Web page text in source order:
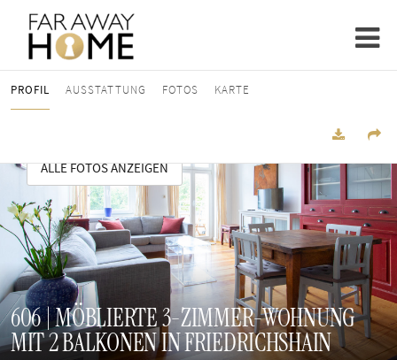
PROFIL AUSSTATTUNG FOTOS KARTE
ALLE FOTOS ANZEIGEN
606 | MÖBLIERTE 3-ZIMMER-WOHNUNG
MIT 2 BALKONEN IN FRIEDRICHSHAIN